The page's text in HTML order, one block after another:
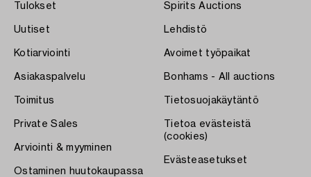
Tulokset
Uutiset
Kotiarviointi
Asiakaspalvelu
Toimitus
Private Sales
Arviointi & myyminen
Ostaminen huutokaupassa
Spirits Auctions
Lehdistö
Avoimet työpaikat
Bonhams - All auctions
Tietosuojakäytäntö
Tietoa evästeistä
(cookies)
Evästeasetukset